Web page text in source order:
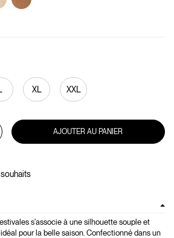
XL XXL
AJOUTER AU PANIER
s'associe à une silhouette souple et
pour la belle saison. Confectionné dans un